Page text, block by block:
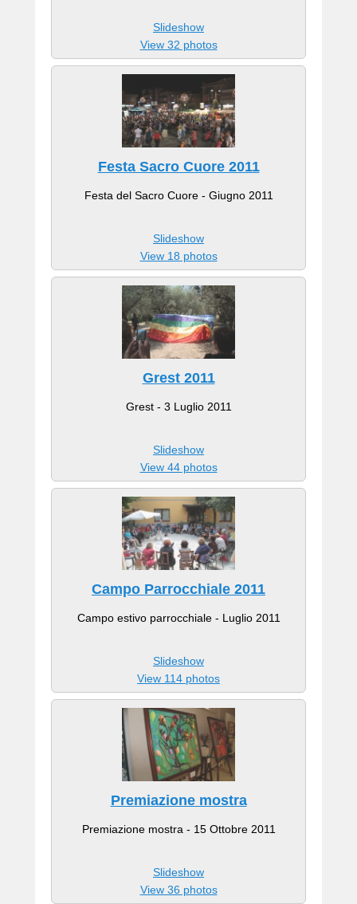
Slideshow
View 32 photos
Festa Sacro Cuore 2011
Festa del Sacro Cuore - Giugno 2011
Slideshow
View 18 photos
Grest 2011
Grest - 3 Luglio 2011
Slideshow
View 44 photos
Campo Parrocchiale 2011
Campo estivo parrocchiale - Luglio 2011
Slideshow
View 114 photos
Premiazione mostra
Premiazione mostra - 15 Ottobre 2011
Slideshow
View 36 photos